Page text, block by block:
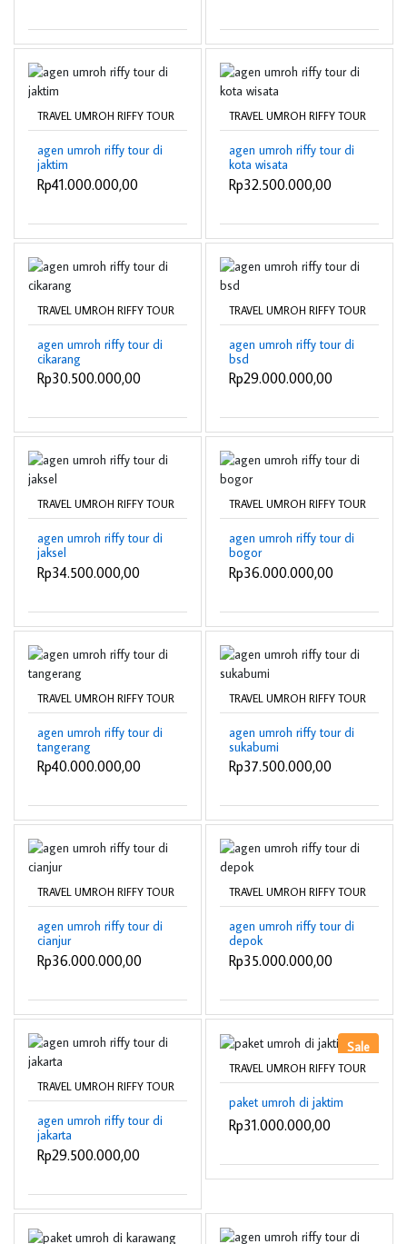
TRAVEL UMROH RIFFY TOUR
agen umroh riffy tour di
jaktim
Rp41.000.000,00
TRAVEL UMROH RIFFY TOUR
agen umroh riffy tour di
kota wisata
Rp32.500.000,00
TRAVEL UMROH RIFFY TOUR
agen umroh riffy tour di
cikarang
Rp30.500.000,00
TRAVEL UMROH RIFFY TOUR
agen umroh riffy tour di
bsd
Rp29.000.000,00
TRAVEL UMROH RIFFY TOUR
agen umroh riffy tour di
jaksel
Rp34.500.000,00
TRAVEL UMROH RIFFY TOUR
agen umroh riffy tour di
bogor
Rp36.000.000,00
TRAVEL UMROH RIFFY TOUR
agen umroh riffy tour di
tangerang
Rp40.000.000,00
TRAVEL UMROH RIFFY TOUR
agen umroh riffy tour di
sukabumi
Rp37.500.000,00
TRAVEL UMROH RIFFY TOUR
agen umroh riffy tour di
cianjur
Rp36.000.000,00
TRAVEL UMROH RIFFY TOUR
agen umroh riffy tour di
depok
Rp35.000.000,00
TRAVEL UMROH RIFFY TOUR
agen umroh riffy tour di
jakarta
Rp29.500.000,00
Sale
TRAVEL UMROH RIFFY TOUR
paket umroh di jaktim
Rp31.000.000,00